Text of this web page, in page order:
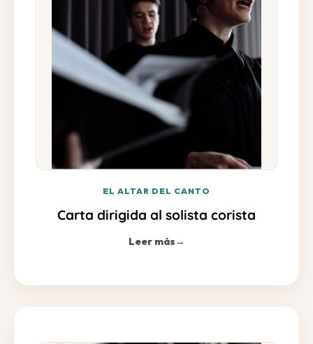
EL ALTAR DEL CANTO
Carta dirigida al solista corista
Leer más→